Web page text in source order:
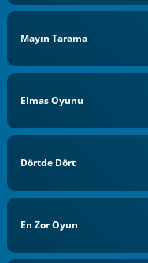
Mayın Tarama
Elmas Oyunu
Dörtde Dört
En Zor Oyun